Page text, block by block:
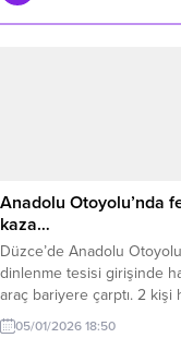
Anadolu Otoyolu’nda
kaza…
Düzce’de Anadolu
dinlenme tesisi girişinde
araç bariyere çarptı. 2 kişi
kaybetti… Kaza, sabah
05/01/2026 18:50